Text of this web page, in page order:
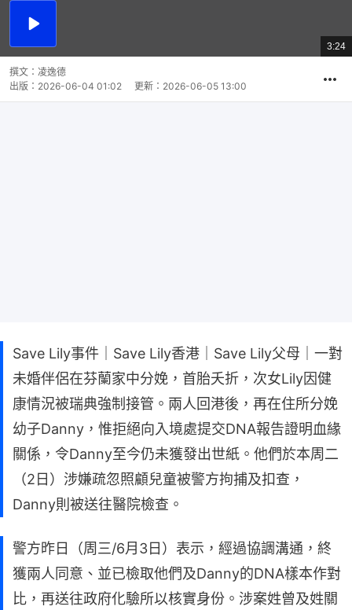
播
總
共
3:24
撰文： 凌逸德
出版： 2026-06-04 01:02 更新： 2026-06-05 13:00
Save Lily事件｜Save Lily香港｜Save Lily父母｜一對
未婚伴侶在芬蘭家中分娩，首胎夭折，次女Lily因健
康情況被瑞典強制接管。兩人回港後，再在住所分娩
幼子Danny，惟拒絕向入境處提交DNA報告證明血緣
關係，令Danny至今仍未獲發出世紙。他們於本周二
（2日）涉嫌疏忽照顧兒童被警方拘捕及扣查，
Danny則被送往醫院檢查。
警方昨日（周三/6月3日）表示，經過協調溝通，終
獲兩人同意、並已檢取他們及Danny的DNA樣本作對
比，再送往政府化驗所以核實身份。涉案姓曾及姓關